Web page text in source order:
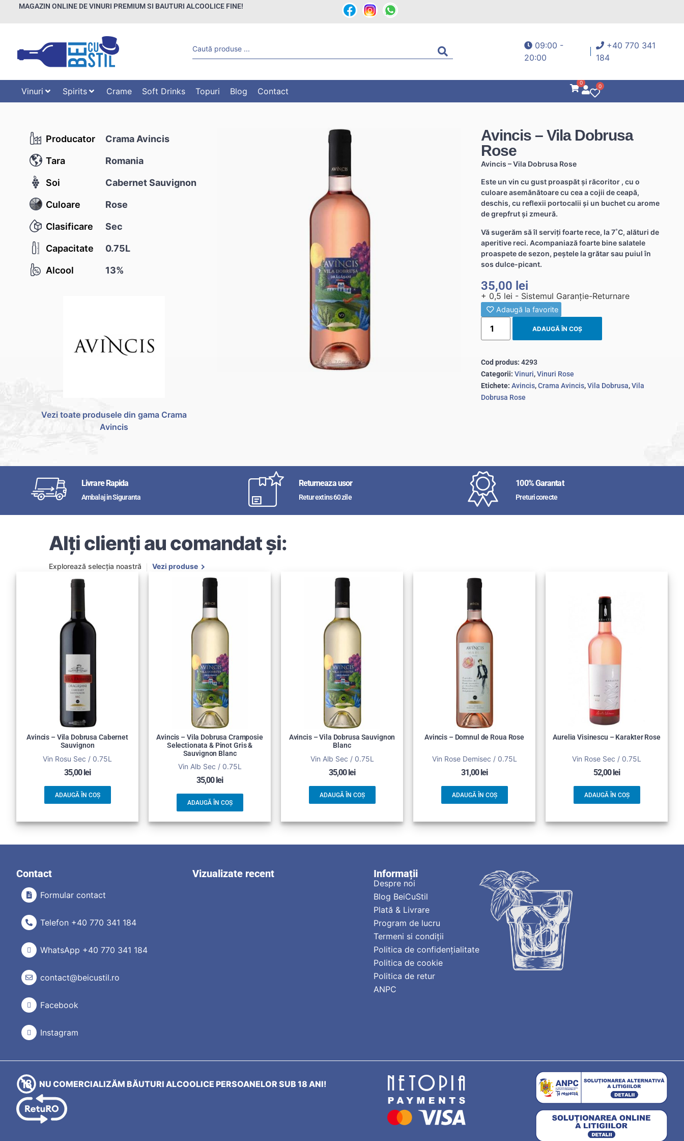
MAGAZIN ONLINE DE VINURI PREMIUM SI BAUTURI ALCOOLICE FINE!
09:00 -
20:00
+40 770 341
184
Vinuri Spirits Crame Soft Drinks Topuri Blog Contact
0
0
Producator Crama Avincis
Tara Romania
Soi Cabernet Sauvignon
Culoare Rose
Clasificare Sec
Capacitate 0.75L
Alcool 13%
Vezi toate produsele din gama Crama
Avincis
Avincis – Vila Dobrusa
Rose
Avincis – Vila Dobrusa Rose
Este un vin cu gust proaspăt și răcoritor , cu o
culoare asemănătoare cu cea a cojii de ceapă,
deschis, cu reflexii portocalii și un buchet cu arome
de grepfrut și zmeură.
Vă sugerăm să îl serviți foarte rece, la 7˚C, alături de
aperitive reci. Acompaniază foarte bine salatele
proaspete de sezon, peștele la grătar sau puiul în
sos dulce-picant.
35,00 lei
+ 0,5 lei - Sistemul Garanție-Returnare
Adaugă la favorite
ADAUGĂ ÎN COȘ
Cod produs:4293
Categorii: Vinuri,Vinuri Rose
Etichete: Avincis,Crama Avincis,Vila Dobrusa,Vila
Dobrusa Rose
Livrare Rapida
Ambalaj in Siguranta
Returneaza usor
Retur extins 60 zile
100% Garantat
Preturi corecte
Alți clienți au comandat și:
Explorează selecția noastră Vezi produse
Avincis – Vila Dobrusa Cabernet
Sauvignon
Vin Rosu Sec / 0.75L
35,00lei
ADAUGĂ ÎN COȘ
Avincis – Vila Dobrusa Cramposie
Selectionata & Pinot Gris &
Sauvignon Blanc
Vin Alb Sec / 0.75L
35,00lei
ADAUGĂ ÎN COȘ
Avincis – Vila Dobrusa Sauvignon
Blanc
Vin Alb Sec / 0.75L
35,00lei
ADAUGĂ ÎN COȘ
Avincis – Domnul de Roua Rose
Vin Rose Demisec / 0.75L
31,00lei
ADAUGĂ ÎN COȘ
Aurelia Visinescu – Karakter Rose
Vin Rose Sec / 0.75L
52,00lei
ADAUGĂ ÎN COȘ
Contact
Formular contact
Telefon +40 770 341 184
WhatsApp +40 770 341 184
contact@beicustil.ro
Facebook
Instagram
Vizualizate recent Informații
Despre noi
Blog BeiCuStil
Plată & Livrare
Program de lucru
Termeni si condiții
Politica de confidențialitate
Politica de cookie
Politica de retur
ANPC
NU COMERCIALIZĂM BĂUTURI ALCOOLICE PERSOANELOR SUB 18 ANI!